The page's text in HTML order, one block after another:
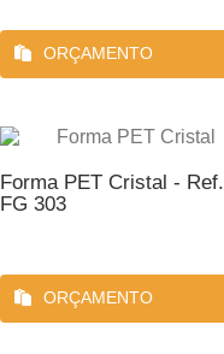
ORÇAMENTO
Forma PET Cristal - Ref.
FG 303
ORÇAMENTO